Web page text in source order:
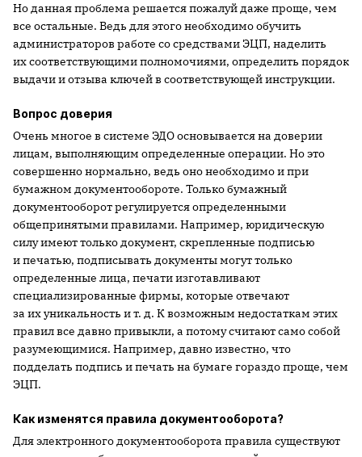
Но данная проблема решается пожалуй даже проще, чем
все остальные. Ведь для этого необходимо обучить
администраторов работе со средствами ЭЦП, наделить
их соответствующими полномочиями, определить порядок
выдачи и отзыва ключей в соответствующей инструкции.
Вопрос доверия
Очень многое в системе ЭДО основывается на доверии
лицам, выполняющим определенные операции. Но это
совершенно нормально, ведь оно необходимо и при
бумажном документообороте. Только бумажный
документооборот регулируется определенными
общепринятыми правилами. Например, юридическую
силу имеют только документ, скрепленные подписью
и печатью, подписывать документы могут только
определенные лица, печати изготавливают
специализированные фирмы, которые отвечают
за их уникальность и т. д. К возможным недостаткам этих
правил все давно привыкли, а потому считают само собой
разумеющимися. Например, давно известно, что
подделать подпись и печать на бумаге гораздо проще, чем
ЭЦП.
Как изменятся правила документооборота?
Для электронного документооборота правила существуют